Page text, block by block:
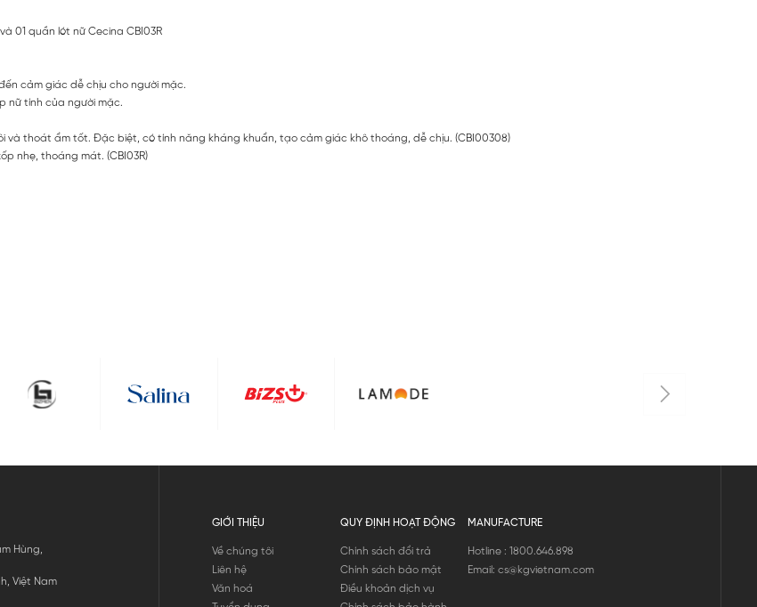
01 quần lót nữ Cecina CBI03R
cảm giác dễ chịu cho người mặc.
nữ tính của người mặc.
và thoát ẩm tốt. Đặc biệt, có tính năng kháng khuẩn, tạo cảm giác khô thoáng, dễ chịu. (CBI00308)
nhẹ, thoáng mát. (CBI03R)
Hùng,
Việt Nam
GIỚI THIỆU
Về chúng tôi
Liên hệ
Văn hoá
QUY ĐỊNH HOẠT ĐỘNG
Chính sách đổi trả
Chính sách bảo mật
Điều khoản dịch vụ
MANUFACTURE
Hotline : 1800.646.898
Email: cs@kgvietnam.com